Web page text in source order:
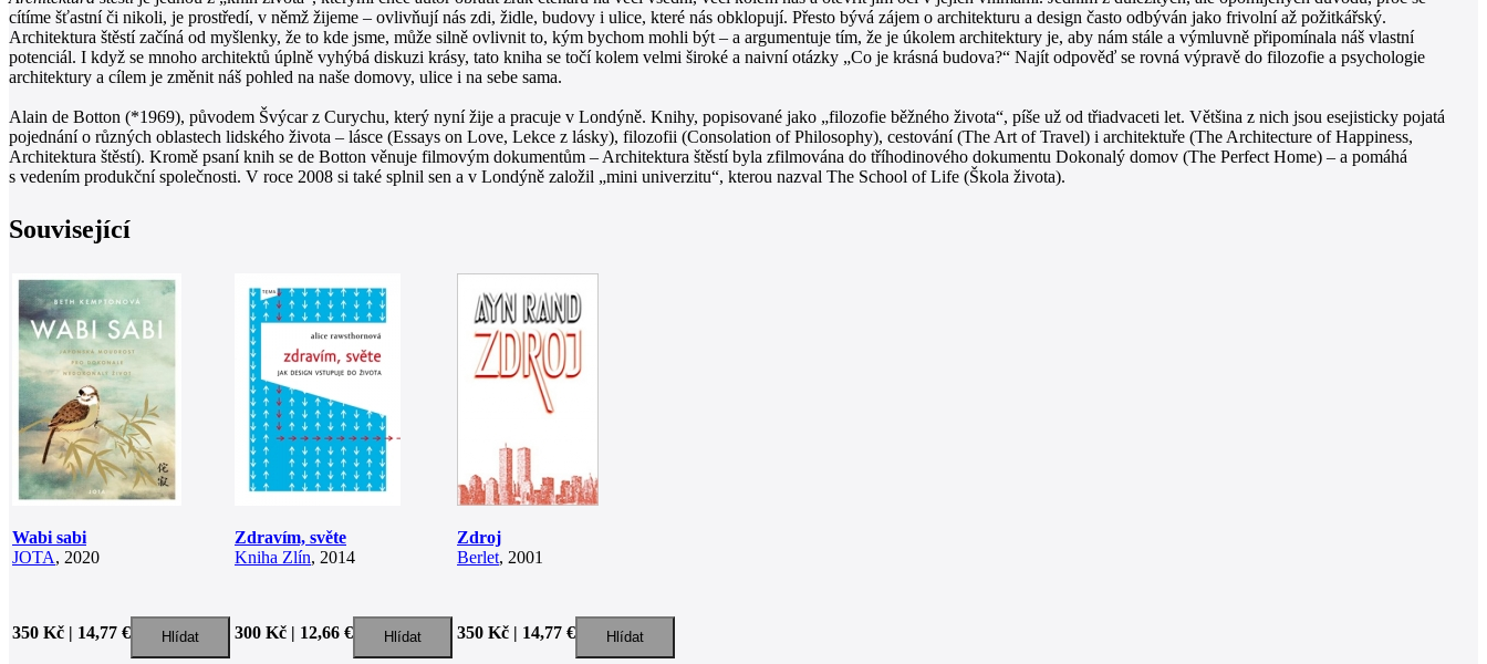
cítíme šťastní či nikoli, je prostředí, v němž žijeme – ovlivňují nás zdi, židle, budovy i ulice, které nás obklopují. Přesto bývá zájem o architekturu a design často odbýván jako frivolní až požitkářský.
Architektura štěstí začíná od myšlenky, že to kde jsme, může silně ovlivnit to, kým bychom mohli být – a argumentuje tím, že je úkolem architektury je, aby nám stále a výmluvně připomínala náš vlastní
potenciál. I když se mnoho architektů úplně vyhýbá diskuzi krásy, tato kniha se točí kolem velmi široké a naivní otázky „Co je krásná budova?“ Najít odpověď se rovná výpravě do filozofie a psychologie
architektury a cílem je změnit náš pohled na naše domovy, ulice i na sebe sama.
Alain de Botton (*1969), původem Švýcar z Curychu, který nyní žije a pracuje v Londýně. Knihy, popisované jako „filozofie běžného života“, píše už od třiadvaceti let. Většina z nich jsou esejisticky pojatá
pojednání o různých oblastech lidského života – lásce (Essays on Love, Lekce z lásky), filozofii (Consolation of Philosophy), cestování (The Art of Travel) i architektuře (The Architecture of Happiness,
Architektura štěstí). Kromě psaní knih se de Botton věnuje filmovým dokumentům – Architektura štěstí byla zfilmována do tříhodinového dokumentu Dokonalý domov (The Perfect Home) – a pomáhá
s vedením produkční společnosti. V roce 2008 si také splnil sen a v Londýně založil „mini univerzitu“, kterou nazval The School of Life (Škola života).
Související
Wabi sabi
JOTA, 2020
350 Kč | 14,77 €
Zdravím, světe
Kniha Zlín, 2014
300 Kč | 12,66 €
Zdroj
Berlet, 2001
350 Kč | 14,77 €